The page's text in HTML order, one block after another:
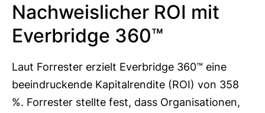
Nachweislicher ROI mit
Everbridge 360™
Laut Forrester erzielt Everbridge 360™ eine
beeindruckende Kapitalrendite (ROI) von 358
%. Forrester stellte fest, dass Organisationen,